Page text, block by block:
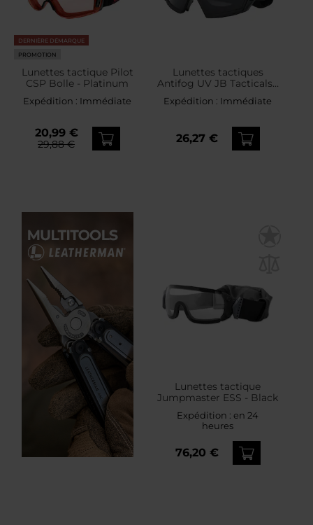
DERNIÈRE DÉMARQUE
PROMOTION
Lunettes tactique Pilot
CSP Bolle - Platinum
Expédition : Immédiate
20,99 €
29,88 €
Lunettes tactiques
Antifog UV JB Tacticals -
Expédition : Immédiate
26,27 €
Lunettes tactique
Jumpmaster ESS - Black
Expédition :en 24
heures
76,20 €